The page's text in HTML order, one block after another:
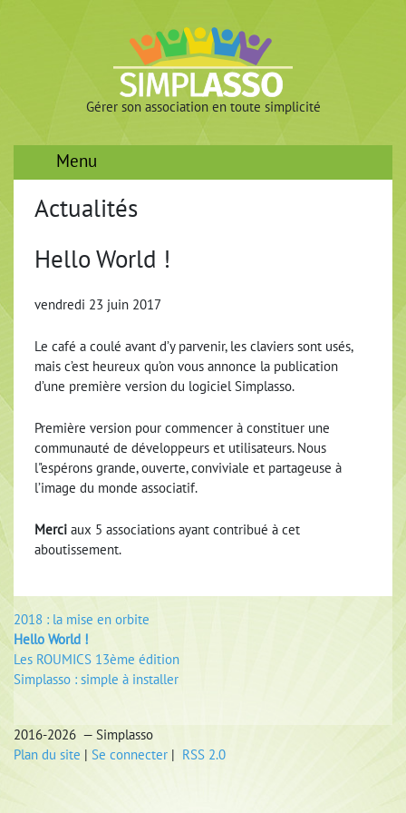
Gérer son association en toute simplicité
Menu
Actualités
Hello World !
vendredi 23 juin 2017
Le café a coulé avant d’y parvenir, les claviers sont usés,
mais c’est heureux qu’on vous annonce la publication
d’une première version du logiciel Simplasso.
Première version pour commencer à constituer une
communauté de développeurs et utilisateurs. Nous
l"espérons grande, ouverte, conviviale et partageuse à
l’image du monde associatif.
Merci aux 5 associations ayant contribué à cet
aboutissement.
2018 : la mise en orbite
Hello World !
Les ROUMICS 13ème édition
Simplasso : simple à installer
2016-2026 — Simplasso
Plan du site | Se connecter | RSS 2.0